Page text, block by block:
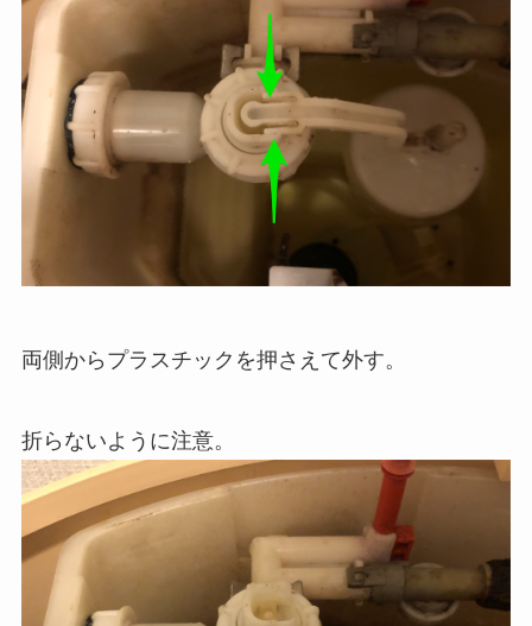
両側からプラスチックを押さえて外す。
折らないように注意。